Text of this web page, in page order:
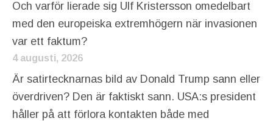
Och varför lierade sig Ulf Kristersson omedelbart
med den europeiska extremhögern när invasionen
var ett faktum?
4 augusti, 2026
Är satirtecknarnas bild av Donald Trump sann eller
överdriven? Den är faktiskt sann. USA:s president
håller på att förlora kontakten både med